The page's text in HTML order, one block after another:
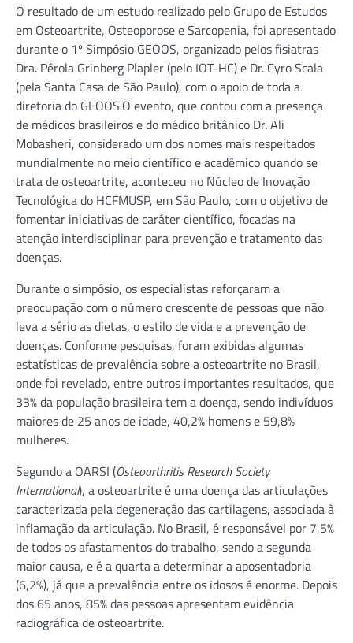
O resultado de um estudo realizado pelo Grupo de Estudos
em Osteoartrite, Osteoporose e Sarcopenia, foi apresentado
durante o 1º Simpósio GEOOS, organizado pelos fisiatras
Dra. Pérola Grinberg Plapler (pelo IOT-HC) e Dr. Cyro Scala
(pela Santa Casa de São Paulo), com o apoio de toda a
diretoria do GEOOS.O evento, que contou com a presença
de médicos brasileiros e do médico britânico Dr. Ali
Mobasheri, considerado um dos nomes mais respeitados
mundialmente no meio científico e acadêmico quando se
trata de osteoartrite, aconteceu no Núcleo de Inovação
Tecnológica do HCFMUSP, em São Paulo, com o objetivo de
fomentar iniciativas de caráter científico, focadas na
atenção interdisciplinar para prevenção e tratamento das
doenças.
Durante o simpósio, os especialistas reforçaram a
preocupação com o número crescente de pessoas que não
leva a sério as dietas, o estilo de vida e a prevenção de
doenças. Conforme pesquisas, foram exibidas algumas
estatísticas de prevalência sobre a osteoartrite no Brasil,
onde foi revelado, entre outros importantes resultados, que
33% da população brasileira tem a doença, sendo indivíduos
maiores de 25 anos de idade, 40,2% homens e 59,8%
mulheres.
Segundo a OARSI (Osteoarthritis Research Society
International), a osteoartrite é uma doença das articulações
caracterizada pela degeneração das cartilagens, associada à
inflamação da articulação. No Brasil, é responsável por 7,5%
de todos os afastamentos do trabalho, sendo a segunda
maior causa, e é a quarta a determinar a aposentadoria
(6,2%), já que a prevalência entre os idosos é enorme. Depois
dos 65 anos, 85% das pessoas apresentam evidência
radiográfica de osteoartrite.